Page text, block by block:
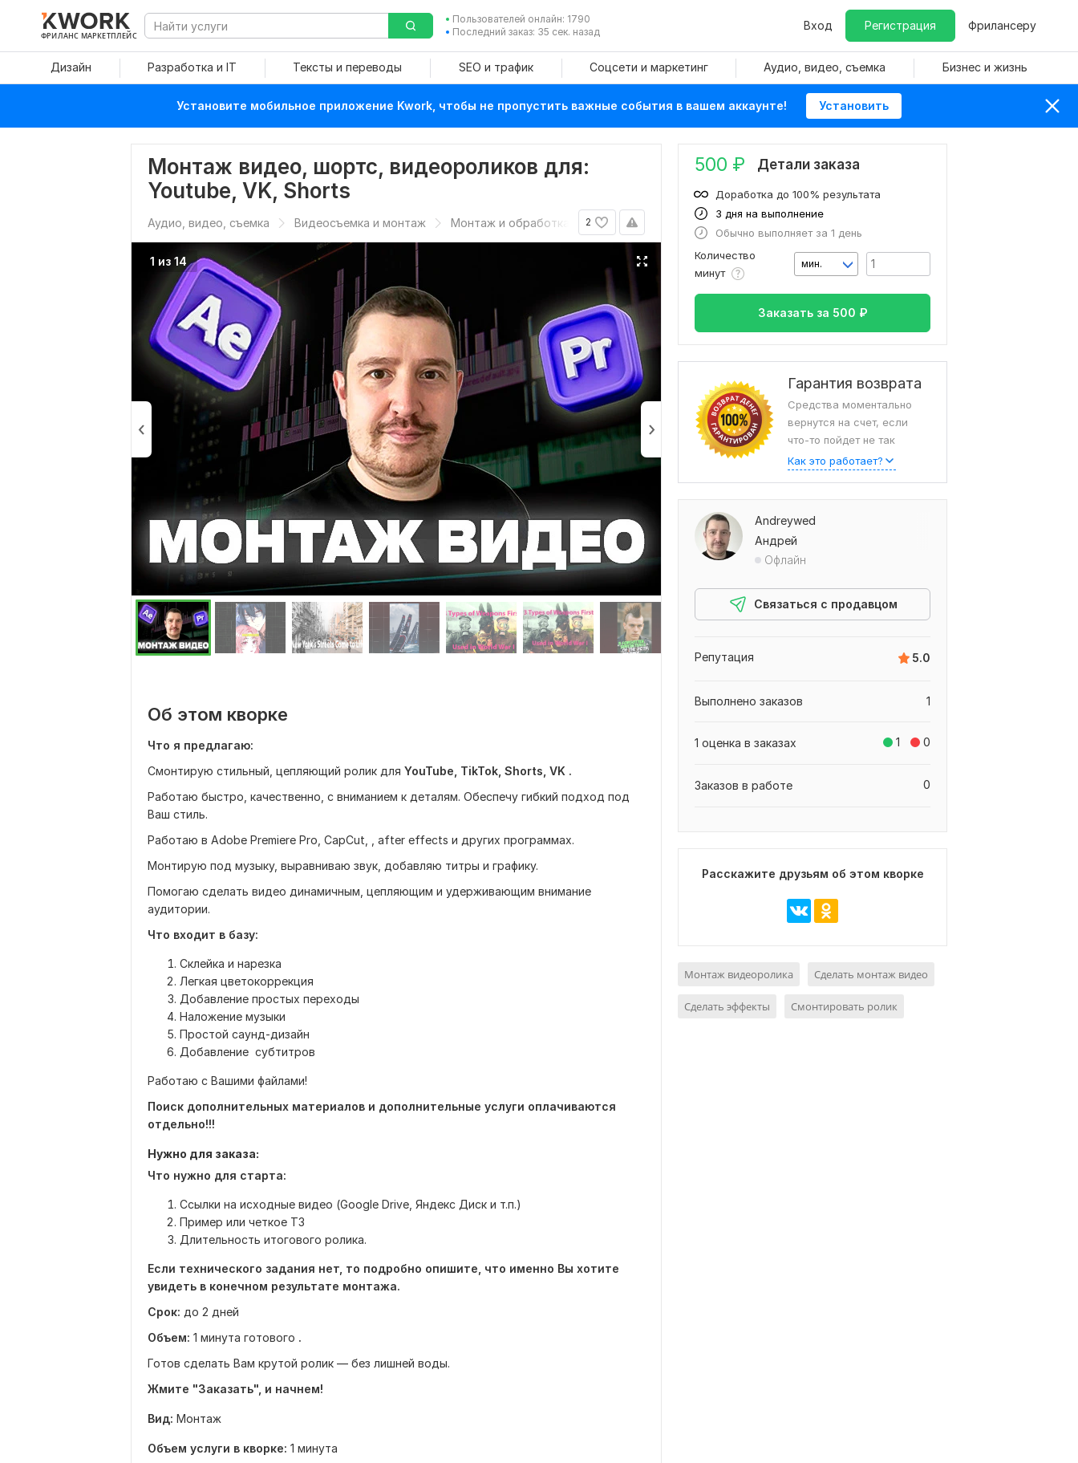
ФРИЛАНС МАРКЕТПЛЕЙС
Пользователей онлайн: 1790
Последний заказ: 35 сек. назад
Вход Регистрация Фрилансеру
Дизайн Разработка и IT Тексты и переводы SEO и трафик Соцсети и маркетинг Аудио, видео, съемка Бизнес и жизнь
Установите мобильное приложение Kwork, чтобы не пропустить важные события в вашем аккаунте! Установить
Монтаж видео, шортс, видеороликов для:
Youtube, VK, Shorts
2
Аудио, видео, съемка Видеосъемка и монтаж Монтаж и обработка видео
1 из 14
Об этом кворке
Что я предлагаю:
Смонтирую стильный, цепляющий ролик для YouTube, TikTok, Shorts, VK .
Работаю быстро, качественно, с вниманием к деталям. Обеспечу гибкий подход под
Ваш стиль.
Работаю в Adobe Premiere Pro, CapCut, , after effects и других программах.
Монтирую под музыку, выравниваю звук, добавляю титры и графику.
Помогаю сделать видео динамичным, цепляющим и удерживающим внимание
аудитории.
Что входит в базу:
Склейка и нарезка
Легкая цветокоррекция
Добавление простых переходы
Наложение музыки
Простой саунд-дизайн
Добавление субтитров
Работаю с Вашими файлами!
Поиск дополнительных материалов и дополнительные услуги оплачиваются
отдельно!!!
Нужно для заказа:
Что нужно для старта:
Ссылки на исходные видео (Google Drive, Яндекс Диск и т.п.)
Пример или четкое ТЗ
Длительность итогового ролика.
Если технического задания нет, то подробно опишите, что именно Вы хотите
увидеть в конечном результате монтажа.
Срок: до 2 дней
Объем: 1 минута готового .
Готов сделать Вам крутой ролик — без лишней воды.
Жмите "Заказать", и начнем!
Вид: Монтаж
Объем услуги в кворке: 1 минута
500 ₽ Детали заказа
3 дня на выполнение
Доработка до 100% результата
Обычно выполняет за 1 день
Количество
минут
мин.
Заказать за 500 ₽
Гарантия возврата
Средства моментально
вернутся на счет, если
что-то пойдет не так
Как это работает?
Andreywed
Андрей
Офлайн
Связаться с продавцом
5.0
Репутация
1
Выполнено заказов
1 0
1 оценка в заказах
0
Заказов в работе
Расскажите друзьям об этом кворке
Монтаж видеоролика Сделать монтаж видео
Сделать эффекты Смонтировать ролик